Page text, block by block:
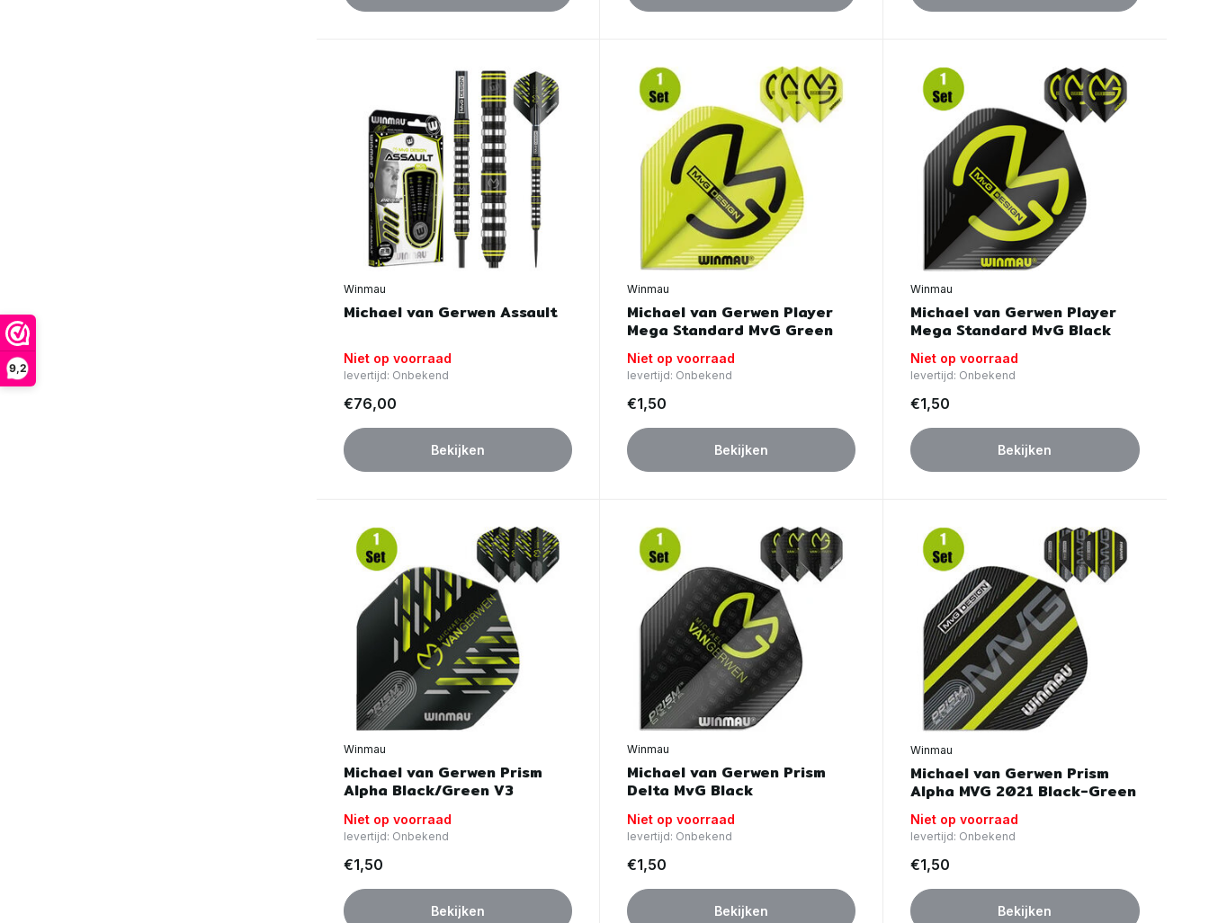
9,2
Winmau
Michael van Gerwen Assault
Niet op voorraad
levertijd: Onbekend
€76,00
Bekijken
Winmau
Michael van Gerwen Player
Mega Standard MvG Green
Niet op voorraad
levertijd: Onbekend
€1,50
Bekijken
Winmau
Michael van Gerwen Player
Mega Standard MvG Black
Niet op voorraad
levertijd: Onbekend
€1,50
Bekijken
Winmau
Michael van Gerwen Prism
Alpha Black/Green V3
Niet op voorraad
levertijd: Onbekend
€1,50
Bekijken
Winmau
Michael van Gerwen Prism
Delta MvG Black
Niet op voorraad
levertijd: Onbekend
€1,50
Bekijken
Winmau
Michael van Gerwen Prism
Alpha MVG 2021 Black-Green
Niet op voorraad
levertijd: Onbekend
€1,50
Bekijken